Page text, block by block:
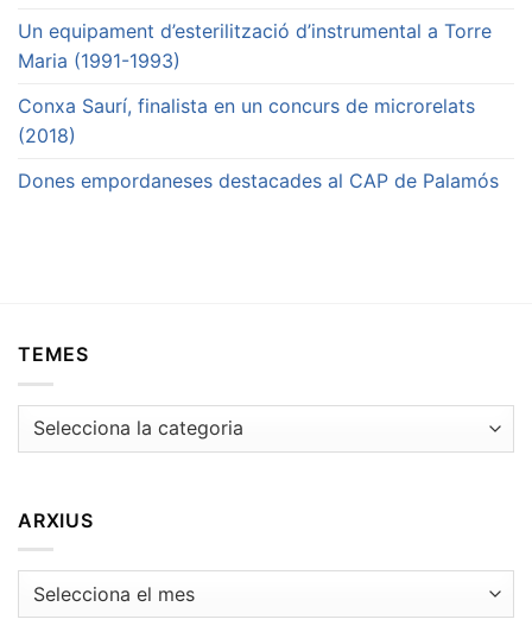
Un equipament d’esterilització d’instrumental a Torre
Maria (1991-1993)
Conxa Saurí, finalista en un concurs de microrelats
(2018)
Dones empordaneses destacades al CAP de Palamós
TEMES
Temes
ARXIUS
Arxius